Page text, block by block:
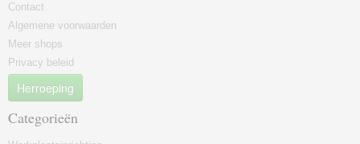
Contact
Algemene voorwaarden
Meer shops
Privacy beleid
Herroeping
Categorieën